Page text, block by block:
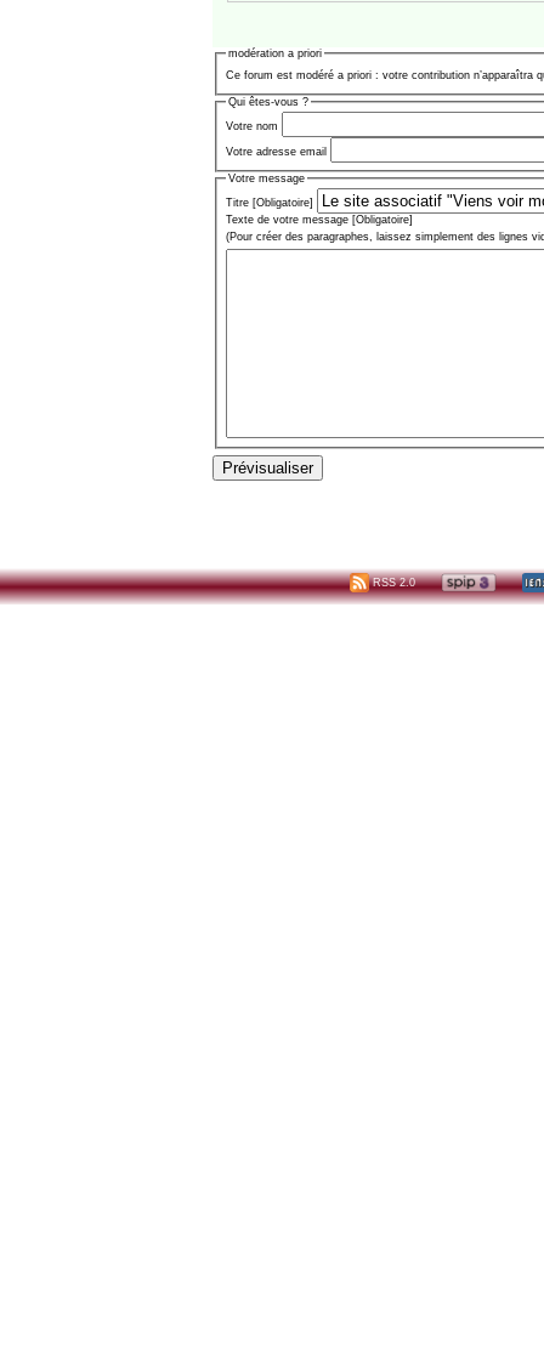
modération a priori
Ce forum est modéré a priori : votre contribution n’apparaîtra
Qui êtes-vous ?
Votre nom
Votre adresse email
Votre message
Titre [Obligatoire]
Texte de votre message [Obligatoire]
(Pour créer des paragraphes, laissez simplement des lignes
RSS 2.0